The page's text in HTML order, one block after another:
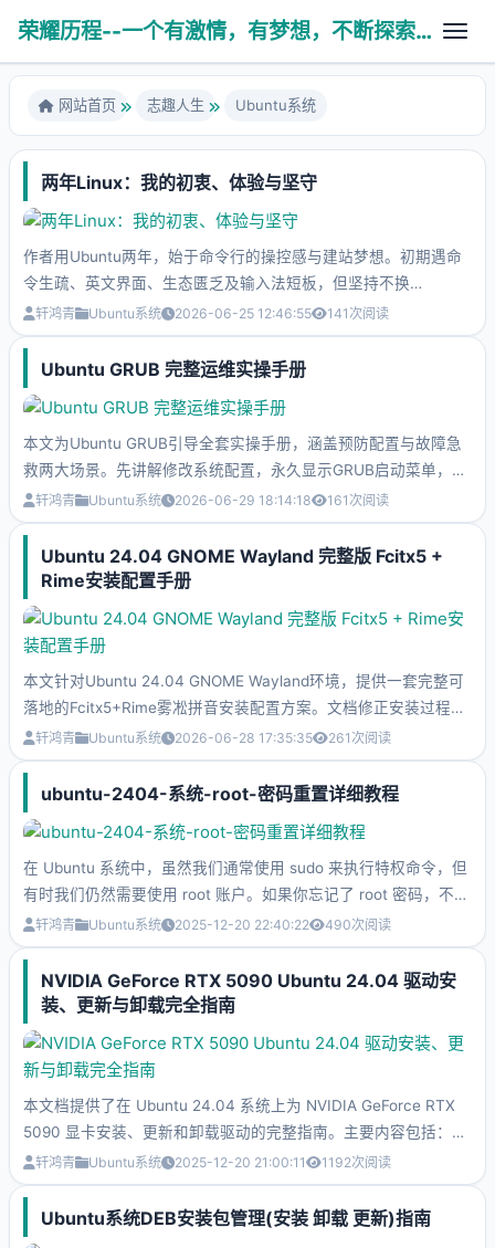
荣耀历程--一个有激情，有梦想，不断探索未知世界的热血青年
故剑情深
人生杂谈
八拜之交
学无止境
科普健康
PHP相关
算法数据
使用工具
Ubuntu系统
网站首页 志趣人生 Ubuntu系统
两年Linux：我的初衷、体验与坚守
作者用Ubuntu两年，始于命令行的操控感与建站梦想。初期遇命
令生疏、英文界面、生态匮乏及输入法短板，但坚持不换
Windows。Linux优点突出：目录清晰、权限严谨、包管理便捷、
终端强大、稳定可靠、社区互助。通过开源替代应对困难，从新手
渐成熟练用户。虽中文输入仍有不足，但坚信生态向好，将继续使
用，因其彰显自由与掌控。
轩鸿青 Ubuntu系统 2026-06-25 12:46:55 141 次阅读
Ubuntu GRUB 完整运维实操手册
本文为Ubuntu GRUB引导全套实操手册，涵盖预防配置与故障急
救两大场景。先讲解修改系统配置，永久显示GRUB启动菜单，方
便故障时进入修复命令行。针对开机卡在grub>提示符的引导损坏
问题，提供分区查询、多方式校验系统根分区的完整步骤，支持设
备名、UUID两种方式手动临时启动系统。成功进入系统后，配套
grub-install、update-grub命令永久修复引导。同时整理分区命名
规则、双系统适配、常见报错排错方案，无需救援U盘即可就地修
复Ubuntu引导，适合运维及双系统用户查阅。
轩鸿青 Ubuntu系统 2026-06-29 18:14:18 161 次阅读
Ubuntu 24.04 GNOME Wayland 完整版 Fcitx5 +
Rime安装配置手册
本文针对Ubuntu 24.04 GNOME Wayland环境，提供一套完整可
落地的Fcitx5+Rime雾凇拼音安装配置方案。文档修正安装过程中
常见包名错误，完整记录软件安装、输入法框架切换、全局环境变
量配置、雾凇词库部署、Wayland候选框优化等核心步骤。整套方
案开源无广告，本地词库保障隐私，兼容VSCode、WPS、浏览器
等绝大多数软件。同时补充开机自启、界面美化、清理IBus等可选
优化，并整理各类输入异常的排查方法，命令一键复制即可执行，
新手也能顺利搭建稳定流畅的中文输入环境。
轩鸿青 Ubuntu系统 2026-06-28 17:35:35 261 次阅读
ubuntu-2404-系统-root-密码重置详细教程
在 Ubuntu 系统中，虽然我们通常使用 sudo 来执行特权命令，但
有时我们仍然需要使用 root 账户。如果你忘记了 root 密码，不要
担心，本教程将详细介绍两种在 Ubuntu 24.04 LTS 上重置 root
密码的方法
轩鸿青 Ubuntu系统 2025-12-20 22:40:22 490次阅读
NVIDIA GeForce RTX 5090 Ubuntu 24.04 驱动安
装、更新与卸载完全指南
本文档提供了在 Ubuntu 24.04 系统上为 NVIDIA GeForce RTX
5090 显卡安装、更新和卸载驱动的完整指南。主要内容包括：系
统环境检查与依赖安装、彻底卸载旧驱动的两种方法（.run 文件
安装和 apt 安装）、禁用 Nouveau 驱动、进入命令行模式安装最
新驱动、处理 Secure Boot 签名、安装后验证与显示管理器配
置，以及常见故障排除方案。文档强调安装前备份数据、完全卸载
轩鸿青 Ubuntu系统 2025-12-20 21:00:11 1192次阅读
Ubuntu系统DEB安装包管理(安装 卸载 更新)指南